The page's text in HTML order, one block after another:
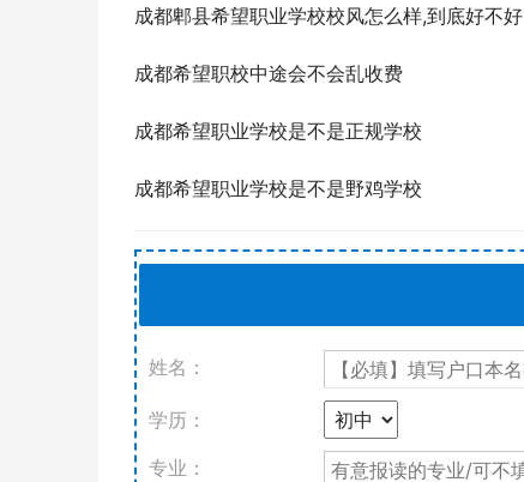
成都郫县希望职业学校校风怎么样,到底好不好
成都希望职校中途会不会乱收费
成都希望职业学校是不是正规学校
成都希望职业学校是不是野鸡学校
姓名：
学历：
专业：